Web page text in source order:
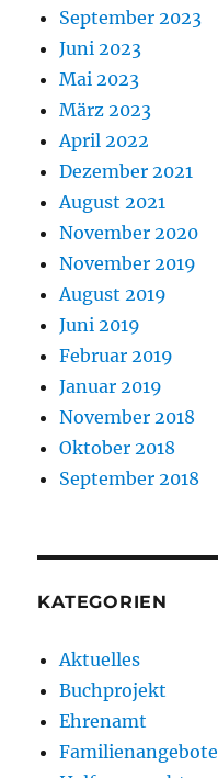
September 2023
Juni 2023
Mai 2023
März 2023
April 2022
Dezember 2021
August 2021
November 2020
November 2019
August 2019
Juni 2019
Februar 2019
Januar 2019
November 2018
Oktober 2018
September 2018
KATEGORIEN
Aktuelles
Buchprojekt
Ehrenamt
Familienangebote